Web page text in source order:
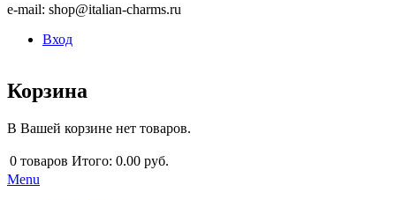
e-mail: shop@italian-charms.ru
Вход
Корзина
В Вашей корзине нет товаров.
0 товаров Итого: 0.00 руб.
Menu